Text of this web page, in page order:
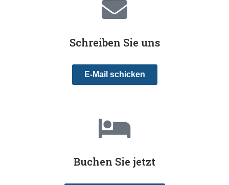
Schreiben Sie uns
E-Mail schicken
Buchen Sie jetzt